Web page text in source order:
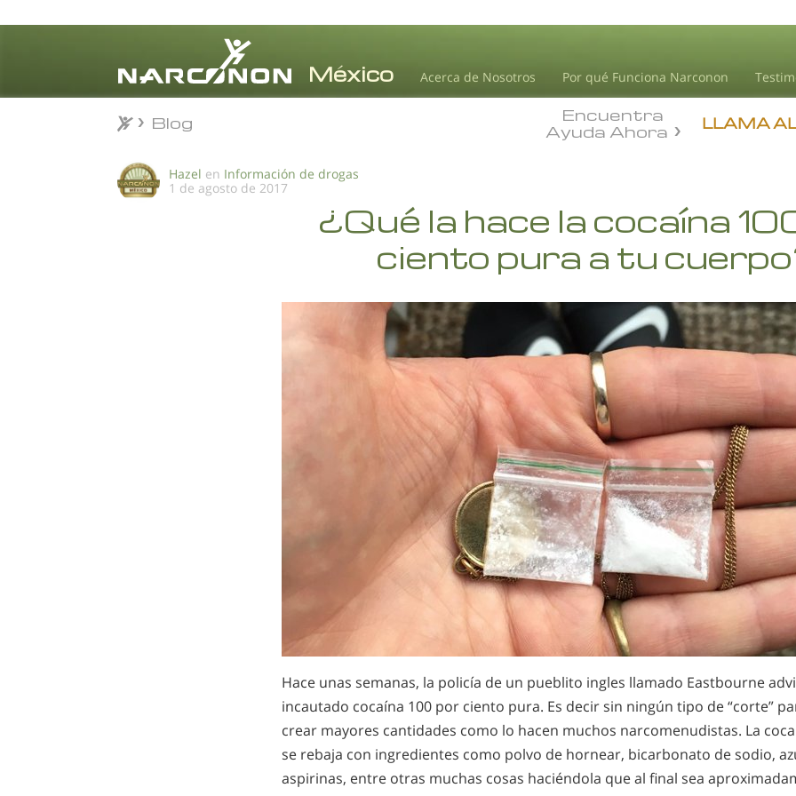
Acerca de Nosotros Por qué Funciona Narconon
LLAMA
Encuentra
Ayuda Ahora
Blog
Hazel en Información de drogas
1 de agosto de 2017
¿Qué la hace la cocaína
ciento pura a tu
Hace unas semanas, la policía de un pueblito ingles llamado Eastbourne
incautado cocaína 100 por ciento pura. Es decir sin ningún tipo de “corte”
crear mayores cantidades como lo hacen muchos narcomenudistas. La
se rebaja con ingredientes como polvo de hornear, bicarbonato de sodio,
aspirinas, entre otras muchas cosas haciéndola que al final sea
Blog